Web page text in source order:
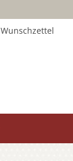
Wunschzettel